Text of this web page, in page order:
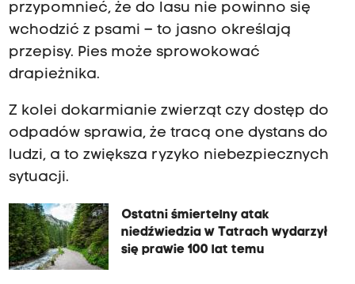
przypomnieć, że do lasu nie powinno się
wchodzić z psami – to jasno określają
przepisy. Pies może sprowokować
drapieżnika.
Z kolei dokarmianie zwierząt czy dostęp do
odpadów sprawia, że tracą one dystans do
ludzi, a to zwiększa ryzyko niebezpiecznych
sytuacji.
Ostatni śmiertelny atak
niedźwiedzia w Tatrach wydarzył
się prawie 100 lat temu